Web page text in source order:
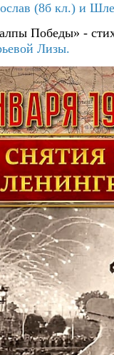
(8б кл.) и
Победы» -
Лизы.